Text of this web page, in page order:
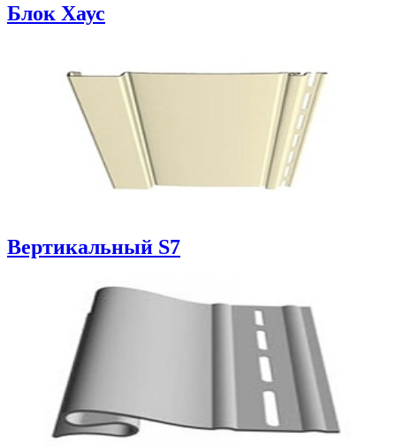
Блок Хаус
Вертикальный S7